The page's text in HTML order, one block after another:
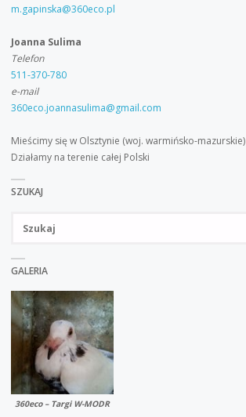
m.gapinska@360eco.pl
Joanna Sulima
Telefon
511-370-780
e-mail
360eco.joannasulima@gmail.com
Mieścimy się w Olsztynie (woj. warmińsko-mazurskie)
Działamy na terenie całej Polski
SZUKAJ
GALERIA
360eco – Targi W-MODR